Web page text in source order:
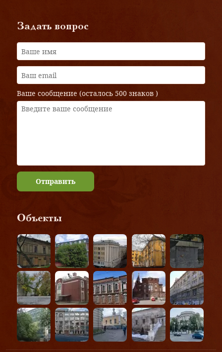
Задать вопрос
Ваше сообщение (осталось 500 знаков )
Отправить
Объекты